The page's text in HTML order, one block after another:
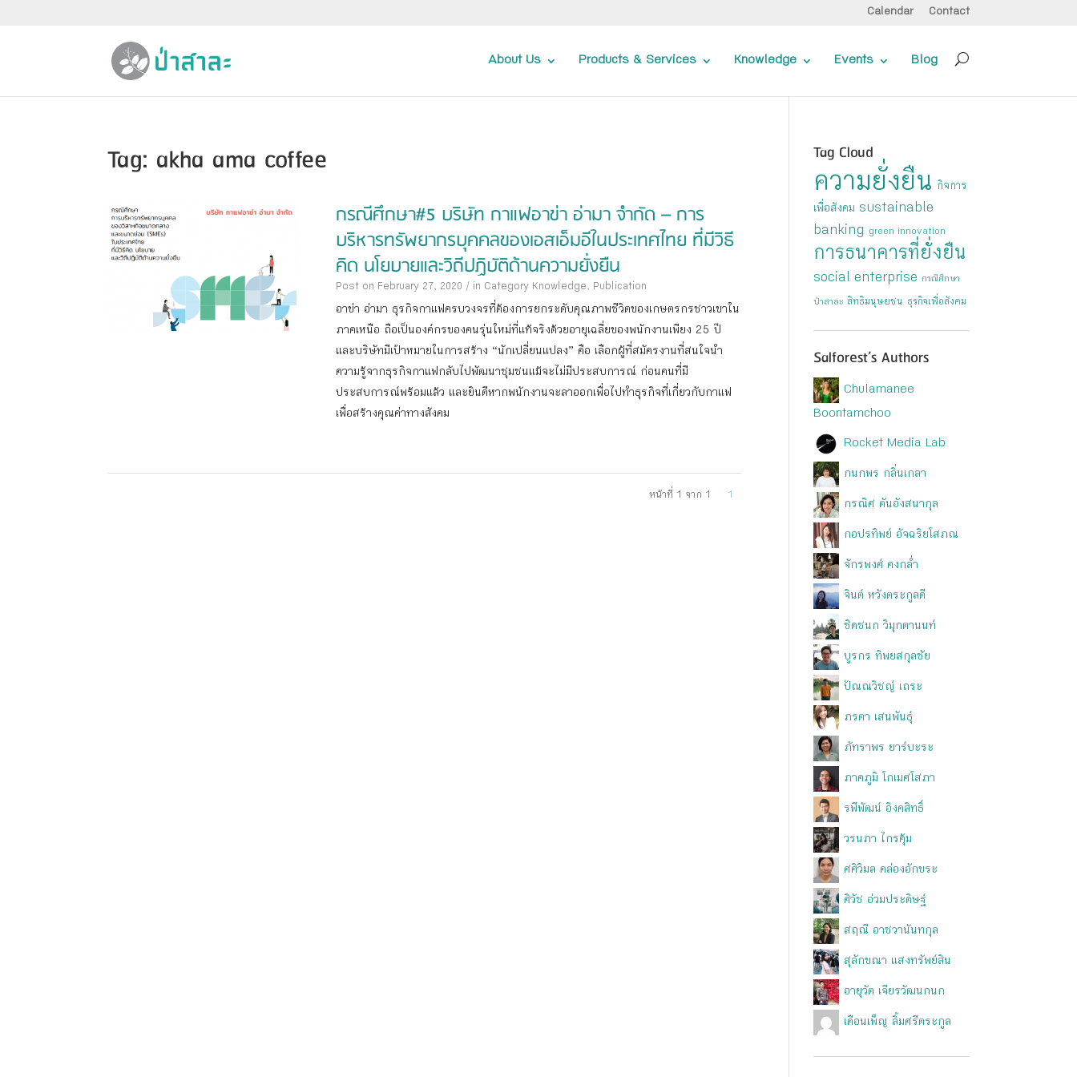
Calendar Contact
About Us Products & Services Knowledge Events Blog
Tag: akha ama coffee
กรณีศึกษา#5 บริษัท กาแฟอาข่า อ่ามา จำกัด – การ
บริหารทรัพยากรบุคคลของเอสเอ็มอีในประเทศไทย ที่มีวิธี
คิด นโยบายและวิถีปฏิบัติด้านความยั่งยืน
Post on February 27, 2020 / in Category Knowledge, Publication
อาข่า อ่ามา ธุรกิจกาแฟครบวงจรที่ต้องการยกระดับคุณภาพชีวิตของเกษตรกรชาวเขาใน
ภาคเหนือ ถือเป็นองค์กรของคนรุ่นใหม่ที่แท้จริงด้วยอายุเฉลี่ยของพนักงานเพียง 25 ปี
และบริษัทมีเป้าหมายในการสร้าง “นักเปลี่ยนแปลง” คือ เลือกผู้ที่สมัครงานที่สนใจนำ
ความรู้จากธุรกิจกาแฟกลับไปพัฒนาชุมชนแม้จะไม่มีประสบการณ์ ก่อนคนที่มี
ประสบการณ์พร้อมแล้ว และยินดีหากพนักงานจะลาออกเพื่อไปทำธุรกิจที่เกี่ยวกับกาแฟ
เพื่อสร้างคุณค่าทางสังคม
หน้าที่ 1 จาก 1 1
Tag Cloud
ความยั่งยืน กิจการ
เพื่อสังคม sustainable
banking
green innovation
การธนาคารที่ยั่งยืน
social enterprise กรณีศึกษา
ป่าสาละ สิทธิมนุษยชน ธุรกิจเพื่อสังคม
Salforest’s Authors
Chulamanee
Boontamchoo
Rocket Media Lab
กนกพร กลิ่นเกลา
กรณิศ ตันอังสนากุล
กอปรทิพย์ อัจฉริยโสภณ
จักรพงศ์ คงกล่ำ
จินต์ หวังตระกูลดี
ชิดชนก วิมุกตานนท์
บูรกร ทิพยสกุลชัย
ปัณณวิชญ์ เถระ
ภรตา เสนพันธุ์
ภัทราพร ยาร์บะระ
ภาคภูมิ โกเมศโสภา
รพีพัฒน์ อิงคสิทธิ์
วรนภา ไกรคุ้ม
ศศิวิมล คล่องอักขระ
ศิวัช อ่วมประดิษฐ์
สฤณี อาชวานันทกุล
สุลักขณา แสงทรัพย์สิน
อายุวัต เจียรวัฒนกนก
เดือนเพ็ญ ลิ้มศรีตระกูล